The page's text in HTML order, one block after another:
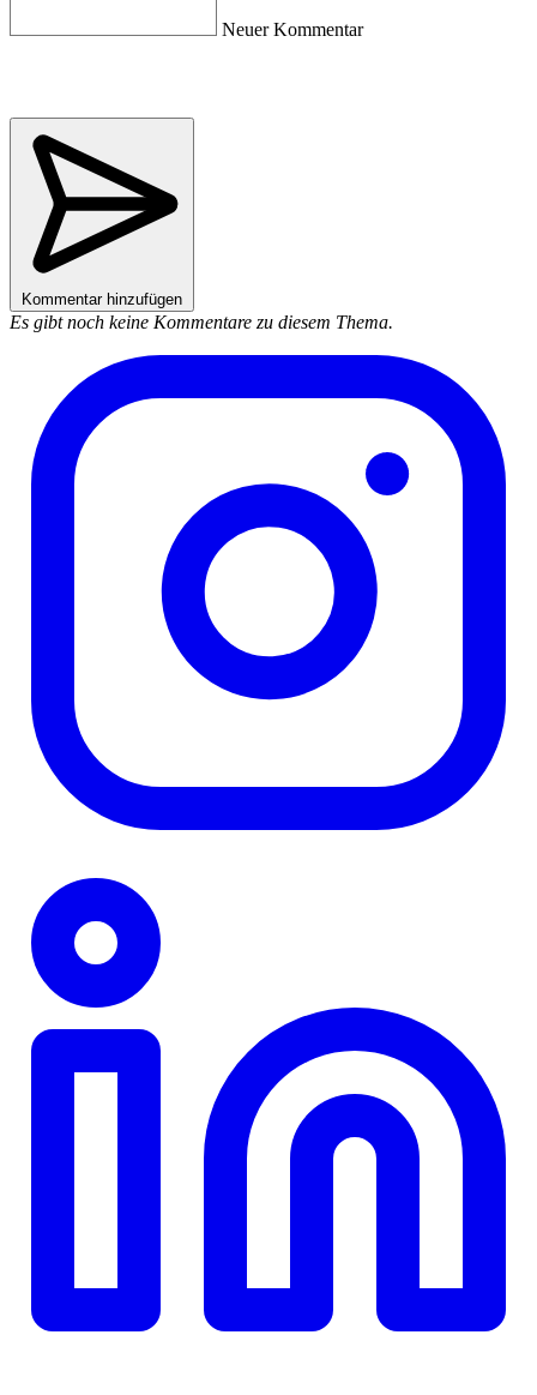
Neuer Kommentar
Kommentar hinzufügen
Es gibt noch keine Kommentare zu diesem Thema.